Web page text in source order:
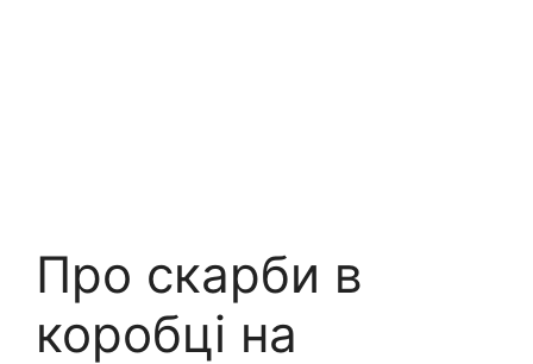
Про скарби в
коробці на